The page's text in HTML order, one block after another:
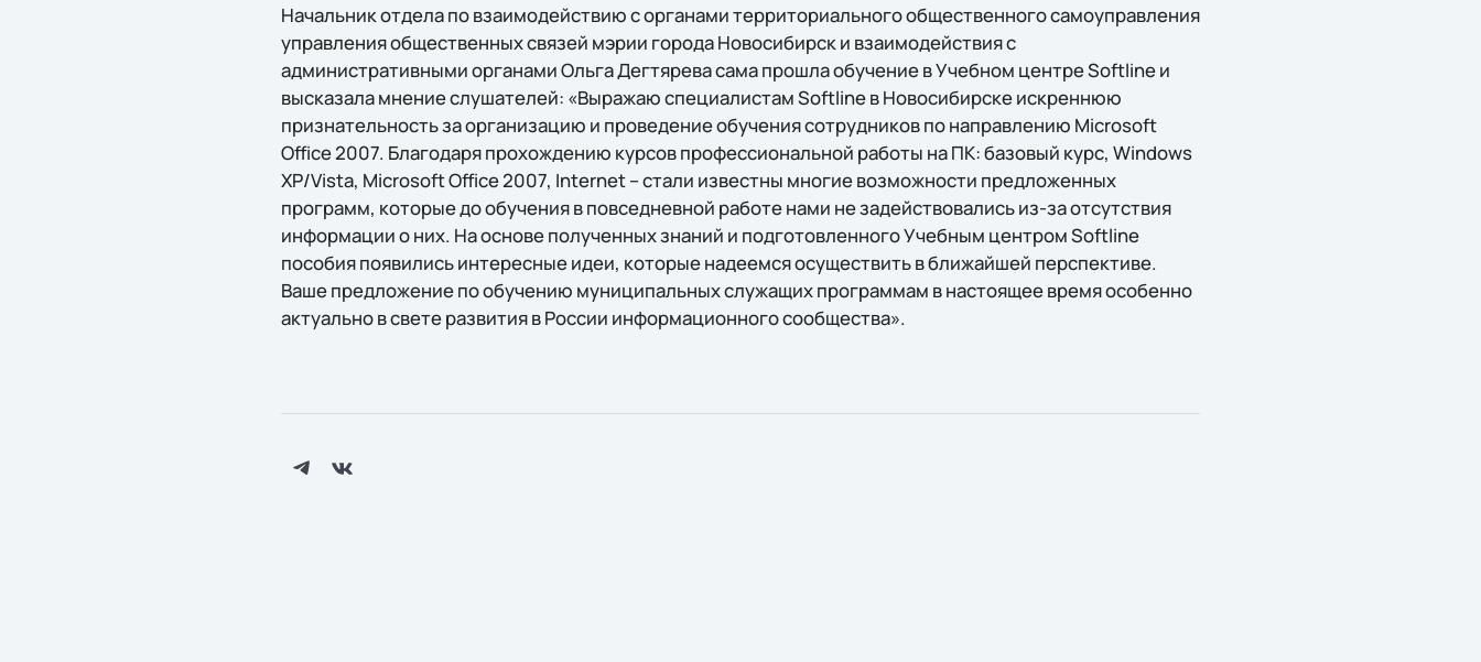
Начальник отдела по взаимодействию с органами территориального общественного самоуправления
управления общественных связей мэрии города Новосибирск и взаимодействия с
административными органами Ольга Дегтярева сама прошла обучение в Учебном центре Softline и
высказала мнение слушателей: «Выражаю специалистам Softline в Новосибирске искреннюю
признательность за организацию и проведение обучения сотрудников по направлению Microsoft
Office 2007. Благодаря прохождению курсов профессиональной работы на ПК: базовый курс, Windows
XP/Vista, Microsoft Office 2007, Internet – стали известны многие возможности предложенных
программ, которые до обучения в повседневной работе нами не задействовались из-за отсутствия
информации о них. На основе полученных знаний и подготовленного Учебным центром Softline
пособия появились интересные идеи, которые надеемся осуществить в ближайшей перспективе.
Ваше предложение по обучению муниципальных служащих программам в настоящее время особенно
актуально в свете развития в России информационного сообщества».